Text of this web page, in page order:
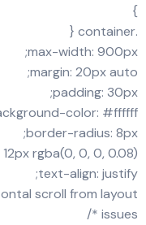
}
.container {
max-width: 900px;
margin: 20px auto;
padding: 30px;
color: #ffffff;
border-radius: 8px;
rgba(0, 0, 0, 0.08);
text-align: justify;
scroll from layout
issues */